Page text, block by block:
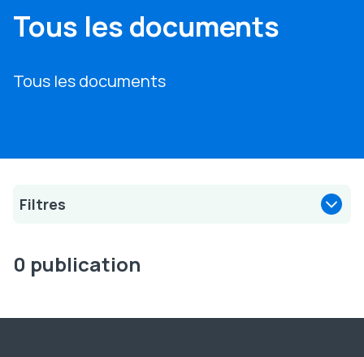
Tous les documents
Tous les documents
Filtres
0 publication